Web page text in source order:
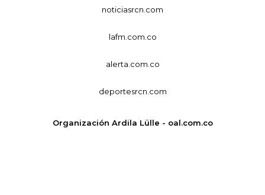
noticiasrcn.com
lafm.com.co
alerta.com.co
deportesrcn.com
Organización Ardila Lülle - oal.com.co